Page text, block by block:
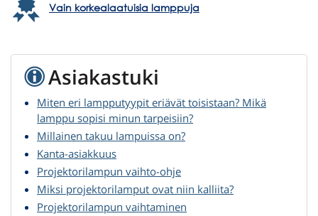
Vain korkealaatuisia lamppuja
Asiakastuki
Miten eri lampputyypit eriävät toisistaan? Mikä
lamppu sopisi minun tarpeisiin?
Millainen takuu lampuissa on?
Kanta-asiakkuus
Projektorilampun vaihto-ohje
Miksi projektorilamput ovat niin kalliita?
Projektorilampun vaihtaminen